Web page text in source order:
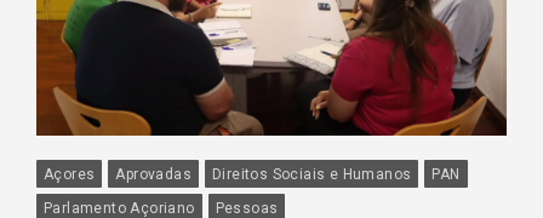
Açores Aprovadas Direitos Sociais e Humanos
PAN
Parlamento Açoriano
Pessoas